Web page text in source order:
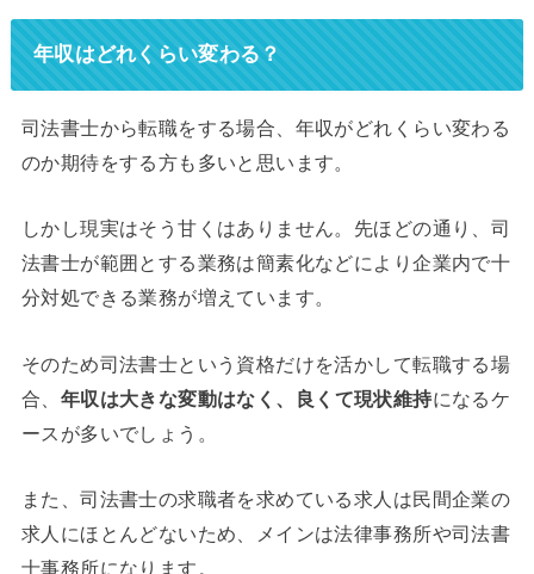
年収はどれくらい変わる？
司法書士から転職をする場合、年収がどれくらい変わる
のか期待をする方も多いと思います。
しかし現実はそう甘くはありません。先ほどの通り、司
法書士が範囲とする業務は簡素化などにより企業内で十
分対処できる業務が増えています。
そのため司法書士という資格だけを活かして転職する場
合、 年収は大きな変動はなく、良くて現状維持になるケ
ースが多いでしょう。
また、司法書士の求職者を求めている求人は民間企業の
求人にほとんどないため、メインは法律事務所や司法書
士事務所になります。